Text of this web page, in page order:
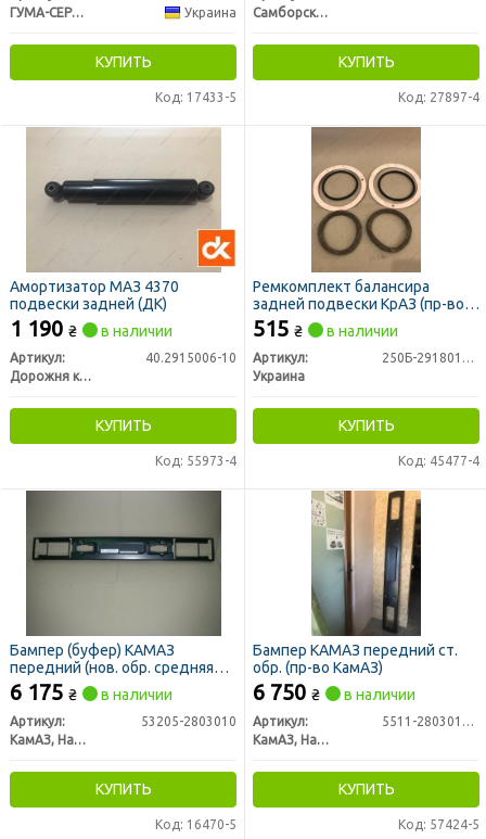
ГУМА-СЕРВІС УКРАЇНА
Украина
КУПИТЬ
Код: 17433-5
Самборский ДЕМЗ, г. Самбор
КУПИТЬ
Код: 27897-4
Амортизатор МАЗ 4370
подвески задней (ДК)
1 190 ₴ в наличии
Артикул:
40.2915006-10
Дорожня карта
КУПИТЬ
Код: 55973-4
Ремкомплект балансира
задней подвески КрАЗ (пр-во
Украина)
515 ₴ в наличии
Артикул:
250Б-2918010-РК
Украина
КУПИТЬ
Код: 45477-4
Бампер (буфер) КАМАЗ
передний (нов. обр. средняя
часть) (пр-во КамАЗ)
6 175 ₴ в наличии
Артикул:
53205-2803010
КамАЗ, Набережные Челны
КУПИТЬ
Код: 16470-5
Бампер КАМАЗ передний ст.
обр. (пр-во КамАЗ)
6 750 ₴ в наличии
Артикул:
5511-2803010-10
КамАЗ, Набережные Челны
КУПИТЬ
Код: 57424-5